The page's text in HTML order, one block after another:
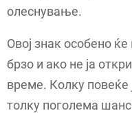
олеснување.
Овој знак особено
брзо и ако не ја
време. Колку повеќе
толку поголема